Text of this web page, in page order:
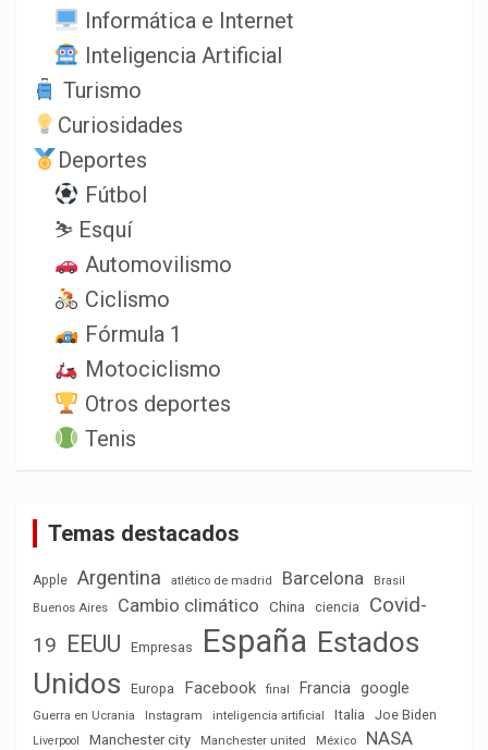
Informática e Internet
Inteligencia Artificial
Turismo
Curiosidades
Deportes
Fútbol
⛷️ Esquí
Automovilismo
Ciclismo
Fórmula 1
Motociclismo
Otros deportes
Tenis
Temas destacados
Apple Argentina atlético de madrid Barcelona
Brasil
Buenos Aires
Cambio climático China ciencia
Covid-
19 EEUU Empresas España Estados
Unidos
Europa Facebook final Francia google
Guerra en Ucrania Instagram inteligencia artificial Italia Joe Biden
Liverpool Manchester city Manchester united México NASA